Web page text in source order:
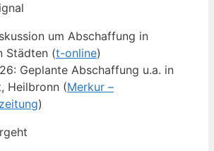
um Abschaffung in
Städten (t-online)
Geplante Abschaffung u.a. in
Heilbronn (Merkur –
)